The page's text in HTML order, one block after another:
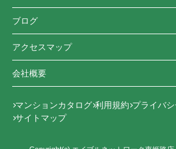
ブログ
アクセスマップ
会社概要
マンションカタログ 利用規約 プライバ
サイトマップ